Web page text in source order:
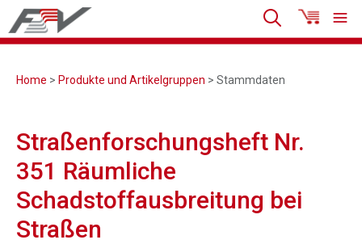
Home > Produkte und Artikelgruppen > Stammdaten
Straßenforschungsheft Nr.
351 Räumliche
Schadstoffausbreitung bei
Straßen